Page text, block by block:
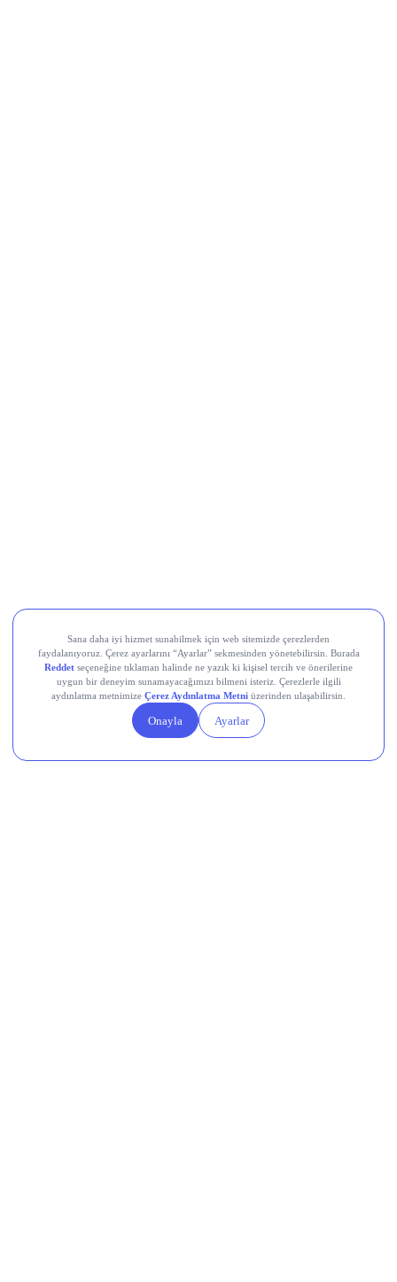
Teknik Analiz Nedir?